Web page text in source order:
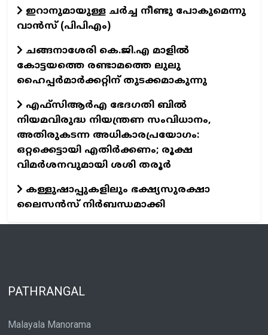
ഇറാനുമായുള്ള ചർച്ച നീണ്ടു പോകുമെന്നു
വാൻസ്‌ (പിപിഎം)
ചങ്ങനാശേരി കെ.ജി.എ മാളിൽ
കോട്ടയത്തെ രണ്ടാമത്തെ ലുലു
ഹൈപ്പർമാർക്കറ്റിന് തുടക്കമാകുന്നു
എഫ്സിആർഎ ഭേദഗതി ബിൽ
നിയമവിരുദ്ധ നിയന്ത്രണ സംവിധാനം,
അതിരുകടന്ന അധികാരപ്രയോഗം:
ഒറ്റക്കെട്ടായി എതിർക്കണം; രൂക്ഷ
വിമർശനവുമായി ശശി തരൂർ
കള്ളുഷാപ്പുകളിലും ഭക്ഷ്യസുരക്ഷാ
ലൈസൻസ് നിർബന്ധമാക്കി
PATHRANGAL
Malayala Manorama